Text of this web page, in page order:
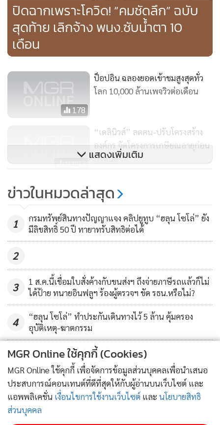
รายงานข่าวเพิ่มเติมระบุว่า นับตั้งแต่เดือนมีนาคม 2563 ที่ผ่าน
มา นายฉายได้ออกมาตรการรองรับผลกระทบที่เกิดจากการแพร่
ระบาดของเชื้อไวรัสโควิด-19 โดยมอบหมายให้ผู้บริหารสูงสุด
ของแต่ละหน่วยธุรกิจ ให้พนักงานลางานโดยไม่รับเงินค่าจ้าง
(Leave Without Pay) เป็นการชั่วคราว ให้ทุกหน่วยธุรกิจบริหาร
จัดการกำลังคนและปฏิบัติงานในเวลาทำงานปกติ ให้มี
ประสิทธิภาพสูงสุด
รวมทั้งยกเลิกสวัสดิการต่างๆ ที่ไม่เกี่ยวข้องกับความปลอดภัย
และการปฏิบัติงานโดยตรง และยกเลิกค่าตอบแทนอื่นที่นอก
เหนือจากเงินเดือนประจำ เช่น ค่าพาหนะ ค่าโทรศัพท์ ค่า
ตำแหน่ง ค่าประสบการณ์ หากมีความจำเบ็นอันไม่สามารถหลีก
เลี่ยงได้ ให้ผู้บริหารสูงสุดของแต่ละหน่วยธุรกิจสามารถใช้ดุลพินิจ
เลิกจ้างพนักงานได้ ระหว่างนี้ตนยินดีที่จะไม่รับเงินเตือนและผล
ประโยชน์ตอบแทนใดๆ จากบริษัทฯ เพื่อให้บริษัทฯ สามารถ
จัดสรรผลประโยชน์ดังกล่าวให้แก่พนักงานที่มีความจำเป็นต่อไป
อย่างไรก็ตาม เครือเนชั่นตัดสินใจผ่าตัดองค์กรครั้งใหญ่ โดยยุบ
กองบรรณาธิการ หนังสือพิมพ์คมชัดลึก เว็บไซต์เนชั่นสุดสัปดาห์
และ สำนักข่าวเนชั่น ของบริษัท คมชัดลึก มีเดีย จำกัด และเลิก
ปิดฉากเพราะโควิด! “คมชัดลึก” ฉบับ
สุดท้าย เลิกจ้าง พนง.ซับน้ำตา 10
เดือน
178
ป็อปอิน ฉลองยอดเข้าชมสูงสุดทั่ว
โลก 10,000 ล้านเพจวิวต่อเดือน
9,993
“เดลินิวส์” ลดคน-ปรับโครงสร้าง
องค์กร จัดโครงการเกษียณอายุก่อน
กำหนด
95
อ้างรวบรัดคดีหุ้น
สื่อ-“ช่อ”โวย“เนชั่น”จ้องทำลาย
เป็นระบบ
แสดงเพิ่มเติม
ข่าวในหมวดล่าสุด
1
กรมทรัพย์สินทางปัญญาแจง คลิปยูทูบ “ฮลุน โซโล่” ยัง
มีลิขสิทธิ์ 50 ปี ทายาทรับสิทธิต่อได้
2
3
1 ส.ค.นี้เชื่อมใบสั่งค้างกับขนส่งฯ ถึงจ่ายภาษีรถแล้วก็ไม่
ได้ป้าย ทนายอินฟลูฯ ร้องผู้ตรวจฯ ขัด รธน.หรือไม่?
4
“ฮลุน โซโล่” ทำประกันเดินทางไว้ 5 ล้าน คุ้มครอง
อุบัติเหตุ-ฆาตกรรม
ข่าวอื่นในหมวด
MGR Online ใช้คุกกี้ (Cookies)
MGR Online ใช้คุกกี้ เพื่อจัดการข้อมูลส่วนบุคคลเพื่อนำเสนอ
ประสบการณ์คอนเทนต์ที่ดีที่สุดให้กับผู้อ่านบนเว็บไซต์ และ
แอพพลิเคชั่น เงื่อนไขการใช้งานเว็บไซต์ และ นโยบายสิทธิ
ส่วนบุคคล